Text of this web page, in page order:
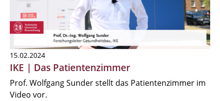
15.02.2024
IKE | Das Patientenzimmer
Prof. Wolfgang Sunder stellt das Patientenzimmer im
Video vor.